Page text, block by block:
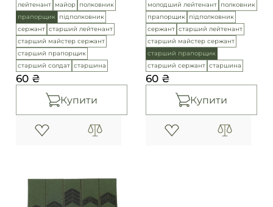
Повернення та обмін
лейтенант майор полковник
прапорщик підполковник
сержант старший лейтенант
старший майстер сержант
старший прапорщик
старший солдат старшина
60 ₴
Купити
молодший лейтенант полковник
прапорщик підполковник
сержант старший лейтенант
старший майстер сержант
старший прапорщик
старший сержант старшина
60 ₴
Купити